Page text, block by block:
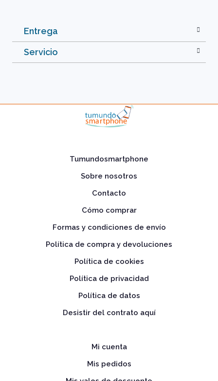
Entrega
Servicio
Tumundosmartphone
Sobre nosotros
Contacto
Cómo comprar
Formas y condiciones de envío
Política de compra y devoluciones
Política de cookies
Política de privacidad
Política de datos
Desistir del contrato aquí
Mi cuenta
Mis pedidos